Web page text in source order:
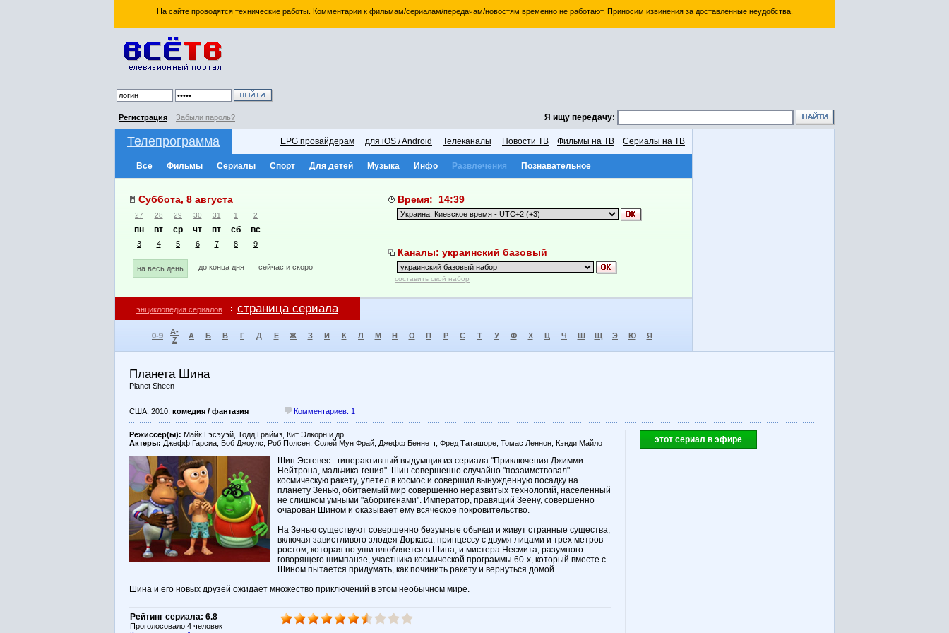
На сайте проводятся технические работы. Комментарии к фильмам/сериалам/передачам/новостям временно не работают. Приносим извинения за доставленные неудобства.
Регистрация Забыли пароль? Я ищу передачу:
Телепрограмма EPG провайдерам для iOS / Android Телеканалы Новости ТВ Фильмы на ТВ Сериалы на ТВ
Все Фильмы Сериалы Спорт Для детей Музыка Инфо Развлечения Познавательное
Суббота, 8 августа
27 28 29 30 31 1 2
пн вт ср чт пт сб вс
3 4 5 6 7 8 9
на весь день до конца дня сейчас и скоро
Время: 14:39
Каналы: украинский базовый
составить свой набор
энциклопедия сериалов страница сериала
0-9
A-
Z
А Б В Г Д Е Ж З И К Л М Н О П Р С Т У Ф Х Ц Ч Ш Щ Э Ю Я
Планета Шина
Planet Sheen
США, 2010, комедия / фантазия Комментариев: 1
Режиссер(ы): Майк Гэсэуэй, Тодд Граймз, Кит Элкорн и др.
Актеры: Джефф Гарсиа, Боб Джоулс, Роб Полсен, Солей Мун Фрай, Джефф Беннетт, Фред Таташоре, Томас Леннон, Кэнди Майло
Шин Эстевес - гиперактивный выдумщик из сериала "Приключения Джимми
Нейтрона, мальчика-гения". Шин совершенно случайно "позаимствовал"
космическую ракету, улетел в космос и совершил вынужденную посадку на
планету Зенью, обитаемый мир совершенно неразвитых технологий, населенный
не слишком умными "аборигенами". Император, правящий Зеену, совершенно
очарован Шином и оказывает ему всяческое покровительство.
На Зенью существуют совершенно безумные обычаи и живут странные существа,
включая завистливого злодея Доркаса; принцессу с двумя лицами и трех метров
ростом, которая по уши влюбляется в Шина; и мистера Несмита, разумного
говорящего шимпанзе, участника космической программы 60-х, который вместе с
Шином пытается придумать, как починить ракету и вернуться домой.
Шина и его новых друзей ожидает множество приключений в этом необычном мире.
Рейтинг сериала: 6.8
Проголосовало 4 человек
этот сериал в эфире